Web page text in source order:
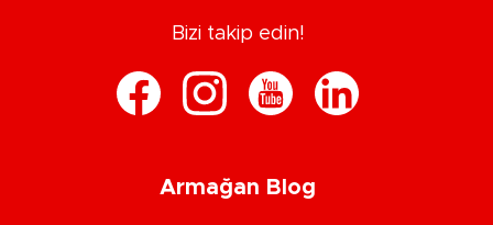
Bizi takip edin!
Armağan Blog